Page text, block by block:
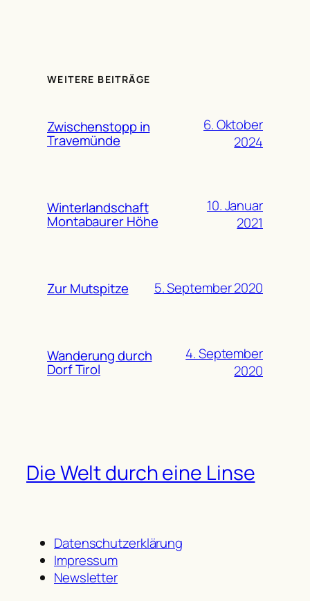
WEITERE BEITRÄGE
Zwischenstopp in
Travemünde
6. Oktober
2024
Winterlandschaft
Montabaurer Höhe
10. Januar
2021
Zur Mutspitze 5. September 2020
Wanderung durch
Dorf Tirol
4. September
2020
Die Welt durch eine Linse
Datenschutzerklärung
Impressum
Newsletter